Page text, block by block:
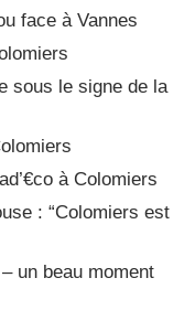
face à Vannes
sous le signe de la
à Colomiers
: “Colomiers est
un beau moment